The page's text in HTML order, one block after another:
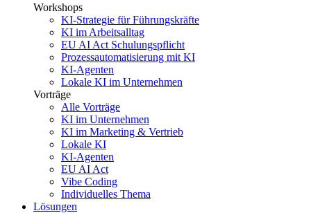
Workshops
KI-Strategie für Führungskräfte
KI im Arbeitsalltag
EU AI Act Schulungspflicht
Prozessautomatisierung mit KI
KI-Agenten
Lokale KI im Unternehmen
Vorträge
Alle Vorträge
KI im Unternehmen
KI im Marketing & Vertrieb
Lokale KI
KI-Agenten
EU AI Act
Vibe Coding
Individuelles Thema
Lösungen